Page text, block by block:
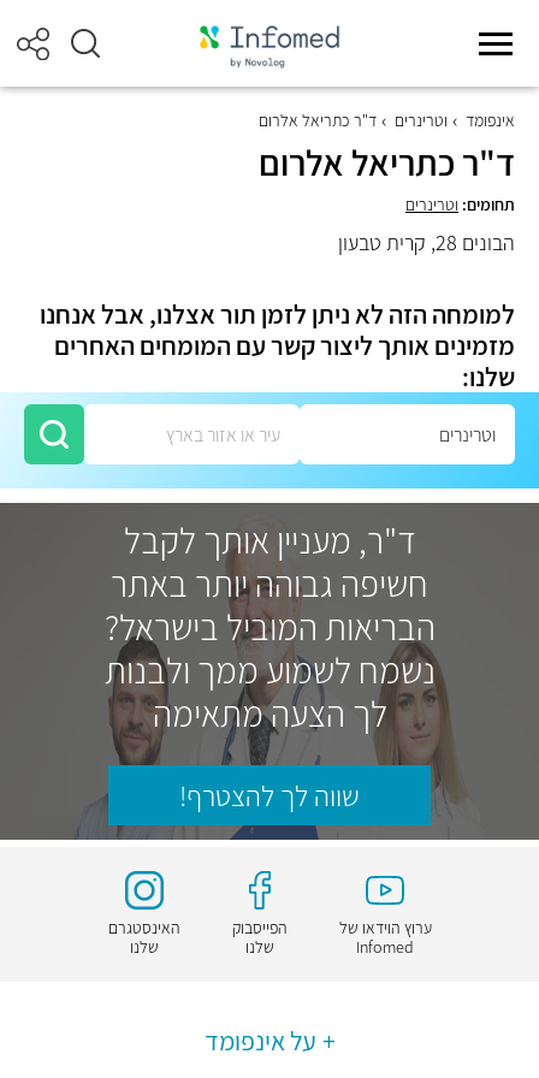
אינפומד וטרינרים ד"ר כתריאל אלרום
ד"ר כתריאל אלרום
תחומים: וטרינרים
הבונים 28, קרית טבעון
למומחה הזה לא ניתן לזמן תור אצלנו, אבל אנחנו
מזמינים אותך ליצור קשר עם המומחים האחרים
שלנו:
ד"ר, מעניין אותך לקבל
חשיפה גבוהה יותר באתר
הבריאות המוביל בישראל?
נשמח לשמוע ממך ולבנות
לך הצעה מתאימה
שווה לך להצטרף!
ערוץ הוידאו של
Infomed
הפייסבוק
שלנו
האינסטגרם
שלנו
על אינפומד